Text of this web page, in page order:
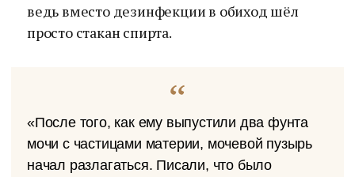
ведь вместо дезинфекции в обиход шёл
просто стакан спирта.
«После того, как ему выпустили два фунта
мочи с частицами материи, мочевой пузырь
начал разлагаться. Писали, что было